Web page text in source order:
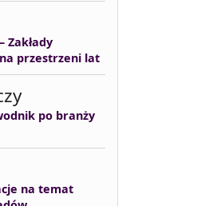
Zakłady
przestrzeni lat
po branży
na temat